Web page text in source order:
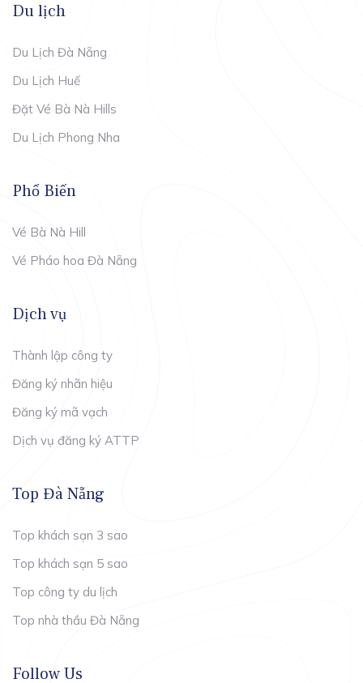
Du lịch
Du Lịch Đà Nẵng
Du Lịch Huế
Đặt Vé Bà Nà Hills
Du Lịch Phong Nha
Phổ Biến
Vé Bà Nà Hill
Vé Pháo hoa Đà Nẵng
Dịch vụ
Thành lập công ty
Đăng ký nhãn hiệu
Đăng ký mã vạch
Dịch vụ đăng ký ATTP
Top Đà Nẵng
Top khách sạn 3 sao
Top khách sạn 5 sao
Top công ty du lịch
Top nhà thầu Đà Nẵng
Follow Us